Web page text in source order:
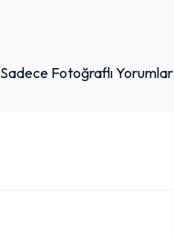
Sadece Fotoğraflı Yorumlar